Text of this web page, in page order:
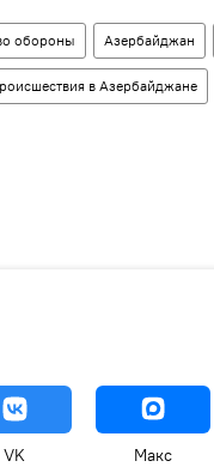
обороны Азербайджан
в Азербайджане
VK Макс